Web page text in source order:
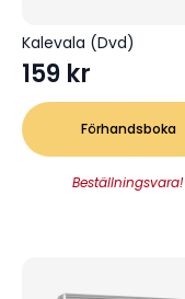
Kalevala (Dvd)
159 kr
Förhandsboka
Beställningsvara!